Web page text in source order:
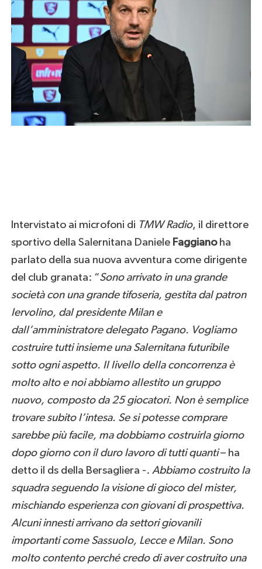
Intervistato ai microfoni di TMW Radio, il direttore
sportivo della Salernitana Daniele Faggianoha
parlato della sua nuova avventura come dirigente
del club granata: “Sono arrivato in una grande
società con una grande tifoseria, gestita dal patron
Iervolino, dal presidente Milan e
dall’amministratore delegato Pagano. Vogliamo
costruire tutti insieme una Salernitana futuribile
sotto ogni aspetto. Il livello della concorrenza è
molto alto e noi abbiamo allestito un gruppo
nuovo, composto da 25 giocatori. Non è semplice
trovare subito l’intesa. Se si potesse comprare
sarebbe più facile, ma dobbiamo costruirla giorno
dopo giorno con il duro lavoro di tutti quanti– ha
detto il ds della Bersagliera -. Abbiamo costruito la
squadra seguendo la visione di gioco del mister,
mischiando esperienza con giovani di prospettiva.
Alcuni innesti arrivano da settori giovanili
importanti come Sassuolo, Lecce e Milan. Sono
molto contento perché credo di aver costruito una